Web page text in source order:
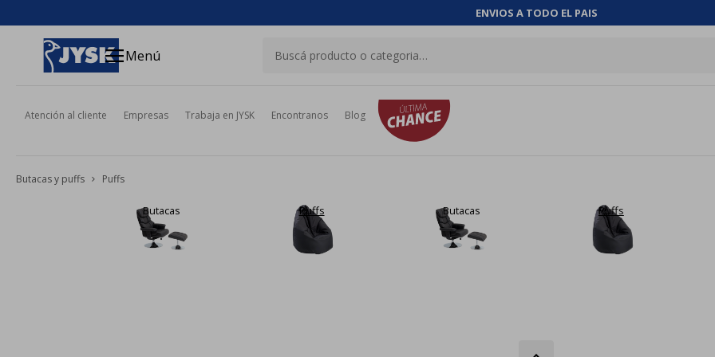
ENVIOS A TODO EL PAIS
menuMenú
Atención al cliente Empresas Trabaja en JYSK Encontranos Blog
Butacas y puffs Puffs
Butacas Puffs Butacas Puffs
close